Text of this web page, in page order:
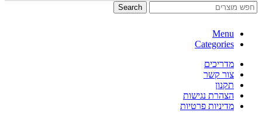
Search
Menu
Categories
מדריכים
צור קשר
תקנון
הצהרת נגישות
מדיניות פרטיות